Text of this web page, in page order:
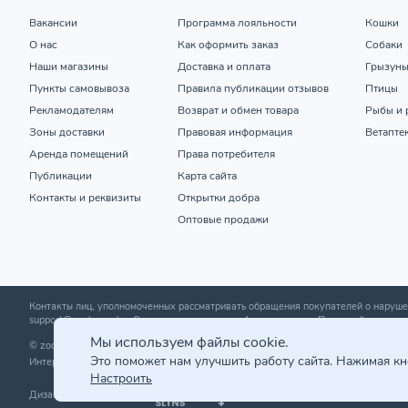
Вакансии
О нас
Наши магазины
Пункты самовывоза
Рекламодателям
Зоны доставки
Аренда помещений
Публикации
Контакты и реквизиты
Программа лояльности
Как оформить заказ
Доставка и оплата
Правила публикации отзывов
Возврат и обмен товара
Правовая информация
Права потребителя
Карта сайта
Открытки добра
Оптовые продажи
Кошки
Собаки
Грызуны
Птицы
Рыбы и
Контакты лиц, уполномоченных рассматривать обращения покупателей о
support@zoobazar.by; Отдел торговли и услуг Администрации Первомайского р-
© zoobazar.by 2026 | ООО «Ветзообазар», УНП 192636458 | г. Минск, пр-т
Интернет-магазин зарегистрирован в торговом реестре 25.03.2020 г. |
Дизайн и разработка сайта
Мы используем файлы cookie.
Это поможет нам улучшить работу сайта. Нажимая
Настроить